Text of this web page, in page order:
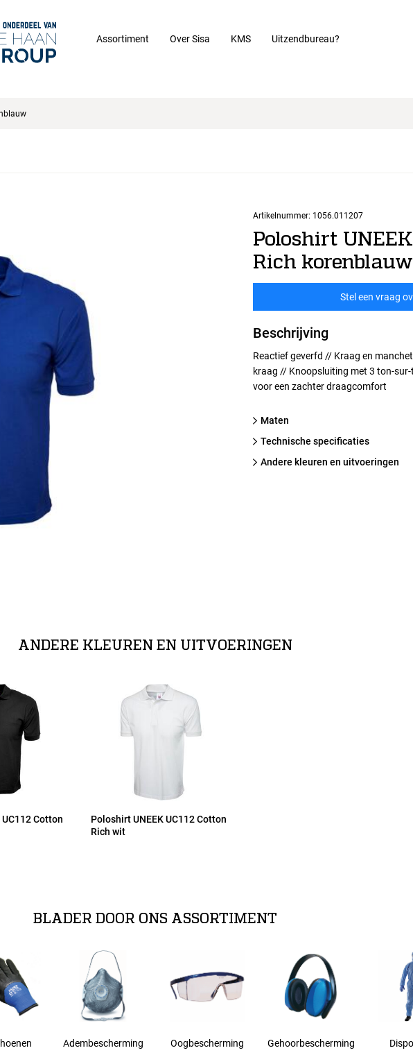
Assortiment Over Sisa KMS Uitzendbureau?
Artikelnummer: 1056.011207
Poloshirt
Rich korenblauw
Stel een vraag
Beschrijving
Reactief geverfd // Kraag en
kraag // Knoopsluiting met 3 ton-
voor een zachter draagcomfort
Maten
technische specificaties
Andere kleuren en uitvoeringen
ANDERE KLEUREN EN UITVOERINGEN
Cotton
Poloshirt UNEEK UC112 Cotton
Rich wit
BLADER DOOR ONS ASSORTIMENT
Adembescherming Oogbescherming Gehoorbescherming